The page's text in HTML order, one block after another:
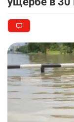
9
2355
10
🎬 Умер
2328